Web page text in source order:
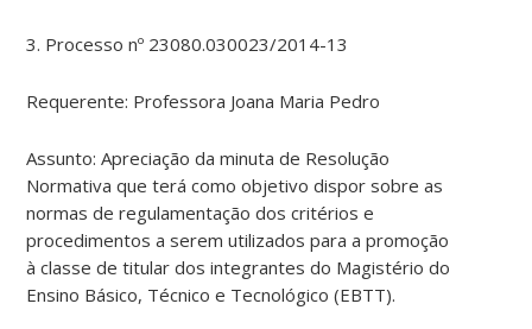
3. Processo nº 23080.030023/2014-13
Requerente: Professora Joana Maria Pedro
Assunto: Apreciação da minuta de Resolução
Normativa que terá como objetivo dispor sobre as
normas de regulamentação dos critérios e
procedimentos a serem utilizados para a promoção
à classe de titular dos integrantes do Magistério do
Ensino Básico, Técnico e Tecnológico (EBTT).